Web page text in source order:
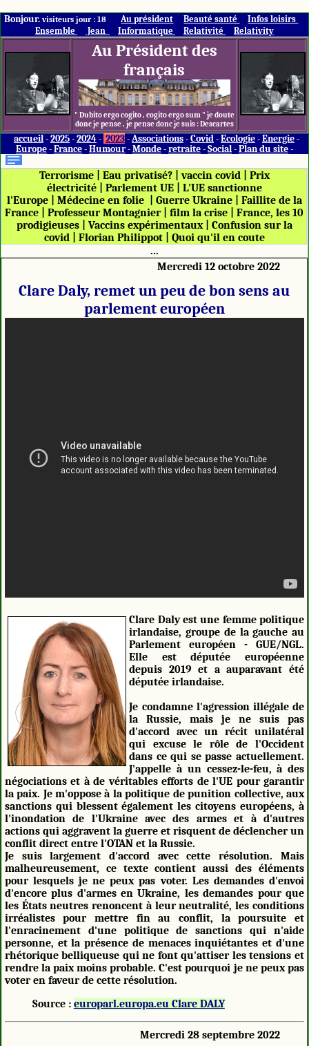
Bonjour.visiteurs jour : 18 Au président Beauté santé
Infos loisirs
Ensemble
Jean Informatique Relativité Relativity
Au Président des
français
" Dubito ergo cogito , cogito ergo sum " je doute
donc je pense , je pense donc je suis : Descartes
accueil- 2025- 2024- 2023- Associations- Covid- Ecologie- Energie-
Europe- France- Humour- Monde- retraite- Social- Plan du site-
Terrorisme| Eau privatisé?|vaccin covid| Prix
électricité| Parlement UE| L'UE sanctionne
l'Europe| Médecine en folie Guerre Ukraine| Faillite de la
France |Professeur Montagnier|film la crise |France, les 10
prodigieuses| Vaccins expérimentaux| Confusion sur la
covid| Florian Philippot| Quoi qu'il en coute
...
Mercredi 12 octobre 2022
Clare Daly, remet un peu de bon sens au
parlement européen
Clare Daly est une femme politique
irlandaise, groupe de la gauche au
Parlement européen - GUE/NGL.
Elle est députée européenne
depuis 2019 et a auparavant été
députée irlandaise.
Je condamne l'agression illégale de
la Russie, mais je ne suis pas
d'accord avec un récit unilatéral
qui excuse le rôle de l'Occident
dans ce qui se passe actuellement.
J'appelle à un cessez-le-feu, à des
négociations et à de véritables efforts de l'UE pour garantir
la paix. Je m'oppose à la politique de punition collective, aux
sanctions qui blessent également les citoyens européens, à
l'inondation de l'Ukraine avec des armes et à d'autres
actions qui aggravent la guerre et risquent de déclencher un
conflit direct entre l'OTAN et la Russie.
Je suis largement d'accord avec cette résolution. Mais
malheureusement, ce texte contient aussi des éléments
pour lesquels je ne peux pas voter. Les demandes d'envoi
d'encore plus d'armes en Ukraine, les demandes pour que
les États neutres renoncent à leur neutralité, les conditions
irréalistes pour mettre fin au conflit, la poursuite et
l'enracinement d'une politique de sanctions qui n'aide
personne, et la présence de menaces inquiétantes et d'une
rhétorique belliqueuse qui ne font qu'attiser les tensions et
rendre la paix moins probable. C'est pourquoi je ne peux pas
voter en faveur de cette résolution.
Source : europarl.europa.eu Clare DALY
Mercredi 28 septembre 2022